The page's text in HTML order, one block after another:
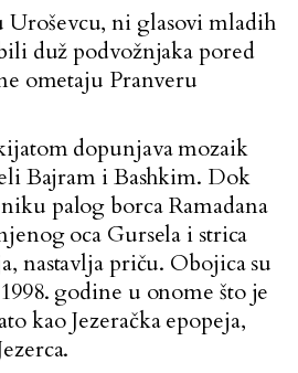
ni glasovi mladih
duž podvožnjaka pored
ometaju Pranveru
dopunjava mozaik
Bajram i Bashkim. Dok
palog borca Ramadana
oca Gursela i strica
nastavlja priču. Obojica su
godine u onome što je
kao Jezeračka epopeja,